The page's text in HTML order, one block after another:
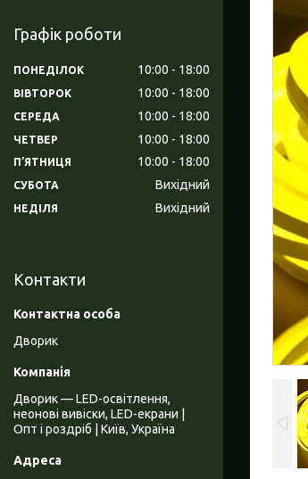
Графік роботи
ПОНЕДІЛОК 10:00 18:00
ВІВТОРОК 10:00 18:00
СЕРЕДА 10:00 18:00
ЧЕТВЕР 10:00 18:00
ПʼЯТНИЦЯ 10:00 18:00
СУБОТА Вихідний
НЕДІЛЯ Вихідний
Контакти
Дворик
Дворик — LED-освітлення,
неонові вивіски, LED-екрани |
Опт і роздріб | Київ, Україна